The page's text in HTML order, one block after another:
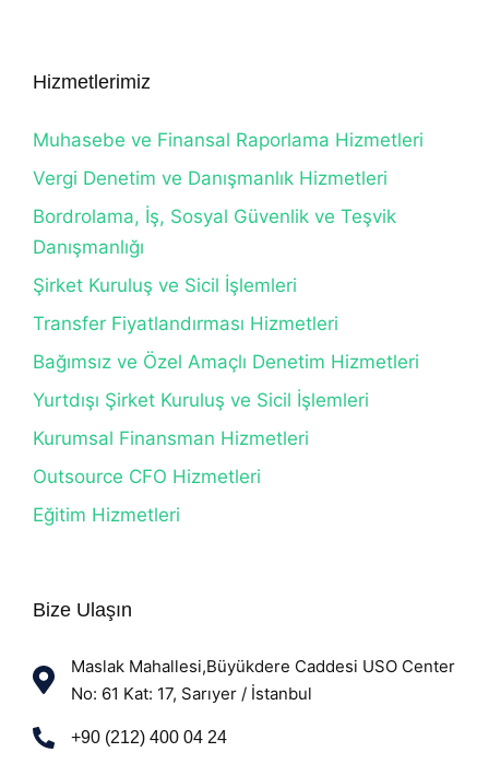
Hizmetlerimiz
Muhasebe ve Finansal Raporlama Hizmetleri
Vergi Denetim ve Danışmanlık Hizmetleri
Bordrolama, İş, Sosyal Güvenlik ve Teşvik
Danışmanlığı
Şirket Kuruluş ve Sicil İşlemleri
Transfer Fiyatlandırması Hizmetleri
Bağımsız ve Özel Amaçlı Denetim Hizmetleri
Yurtdışı Şirket Kuruluş ve Sicil İşlemleri
Kurumsal Finansman Hizmetleri
Outsource CFO Hizmetleri
Eğitim Hizmetleri
Bize Ulaşın
Maslak Mahallesi,Büyükdere Caddesi USO Center
No: 61 Kat: 17, Sarıyer / İstanbul
+90 (212) 400 04 24